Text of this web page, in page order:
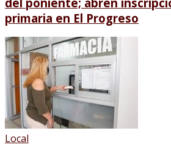
primaria en El Progreso
Local